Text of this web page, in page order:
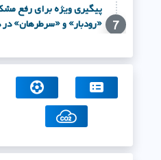
7
پیگیری ویژه برای رفع
«رودبار» و «سرطرهان»
8
فیلم/حضور باشکوه مردم
بزرگ غدیر
مدیرکل اوقاف و امور